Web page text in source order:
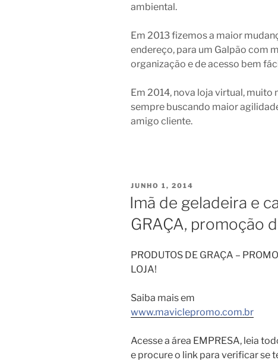
ambiental.
Em 2013 fizemos a maior
endereço, para um Galpão com
organização e de acesso bem
Em 2014, nova loja virtual,
sempre buscando maior
amigo cliente.
PUBLICADO
JUNHO 1, 2014
Imã de geladeira e
GRAÇA, promoção
PRODUTOS DE GRAÇA –
LOJA!
Saiba mais em
www.maviclepromo.com.br
Acesse a área EMPRESA, leia
e procure o link para verificar se